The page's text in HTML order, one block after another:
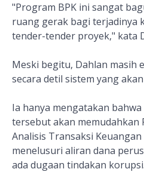
"Program BPK ini sangat
ruang gerak bagi terjadinya
tender-tender proyek," kata
Meski begitu, Dahlan masih
secara detil sistem yang
Ia hanya mengatakan
tersebut akan memudahkan
Analisis Transaksi Keuangan
menelusuri aliran dana
ada dugaan tindakan korupsi.